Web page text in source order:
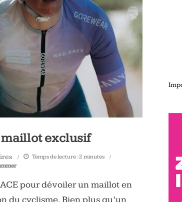
maillot exclusif
Temps de lecture :2 minutes
pour dévoiler un maillot en